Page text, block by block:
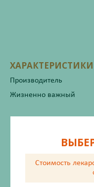
ХАРАКТЕРИСТИКИ
Производитель
Жизненно важный
Стоимость